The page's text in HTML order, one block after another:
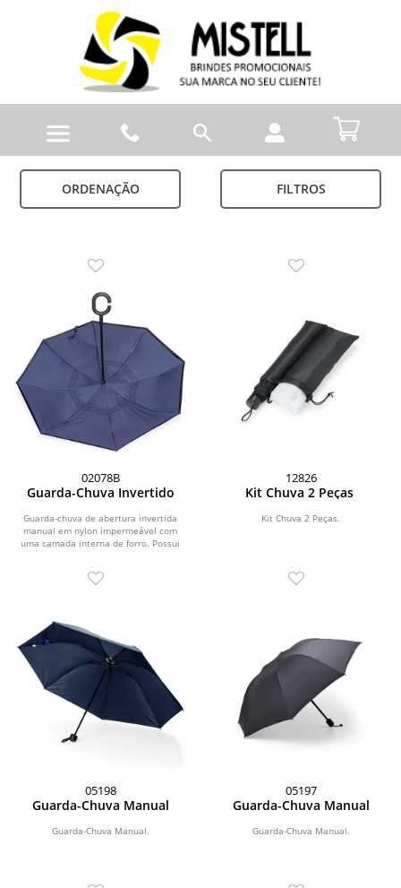
ORDENAÇÃO FILTROS
02078B
Guarda-Chuva Invertido
Guarda-chuva de abertura invertida
manual em nylon impermeável com
uma camada interna de forro. Possui
12826
Kit Chuva 2 Peças
Kit Chuva 2 Peças.
05198
Guarda-Chuva Manual
Guarda-Chuva Manual.
05197
Guarda-Chuva Manual
Guarda-Chuva Manual.